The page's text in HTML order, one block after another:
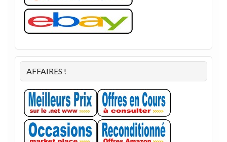
AFFAIRES !